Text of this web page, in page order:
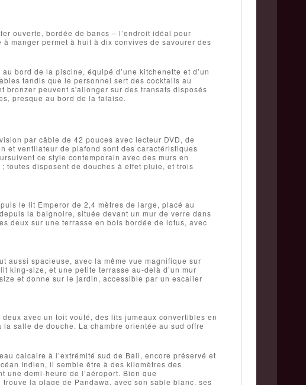
ouverte, bordée de bancs – l’endroit idéal pour
manger permet à huit à dix convives de savourer des
bord de la piscine, équipé d’une kitchenette et d’un
tandis que le personnel sert des cocktails au
peuvent s'allonger sur des transats disposés
presque au bord de la falaise.
par câble de 42 pouces avec lecteur DVD, de
et ventilateur de plafond sont des caractéristiques
ce style contemporain avec des murs en
toutes disposent de douches à effet pluie, et trois
le lit Emperor de 2,4 mètres de large, placé au
la baignoire, située devant un mur de verre dans
deux sur une terrasse en bois bordée de lotus, avec
aussi spacieuse, avec la même vue magnifique sur
king-size, et une petite terrasse au-delà d’un mur
et donne sur le jardin, accessible par un escalier
avec un toit voûté, des lits jumeaux convertibles en
salle de douche. La chambre orientée au sud offre
calcaire à l’extrémité sud de Bali, encore préservé et
Indien, il semble être à des kilomètres des
une demi-heure de l’aéroport. Bien que
la plage de Pandawa, avec son sable blanc, ses